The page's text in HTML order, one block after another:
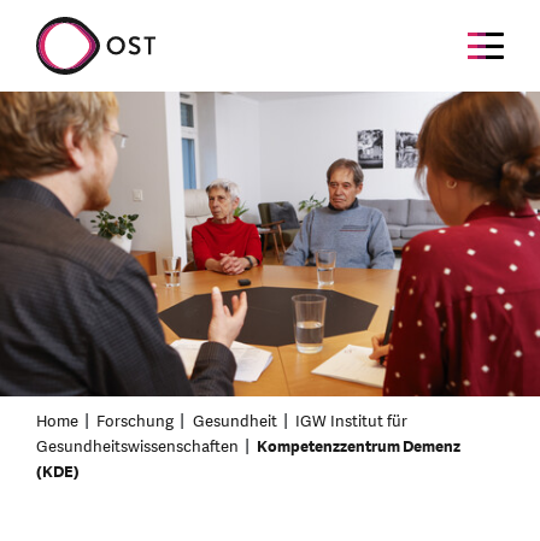
Home Forschung Gesundheit
IGW Institut für
Gesundheitswissenschaften
Kompetenzzentrum Demenz
(KDE)